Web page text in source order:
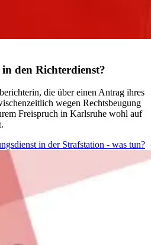
den Richterdienst?
die über einen Antrag ihres
wegen Rechtsbeugung
Freispruch in Karlsruhe wohl auf
in der Strafstation - was tun?